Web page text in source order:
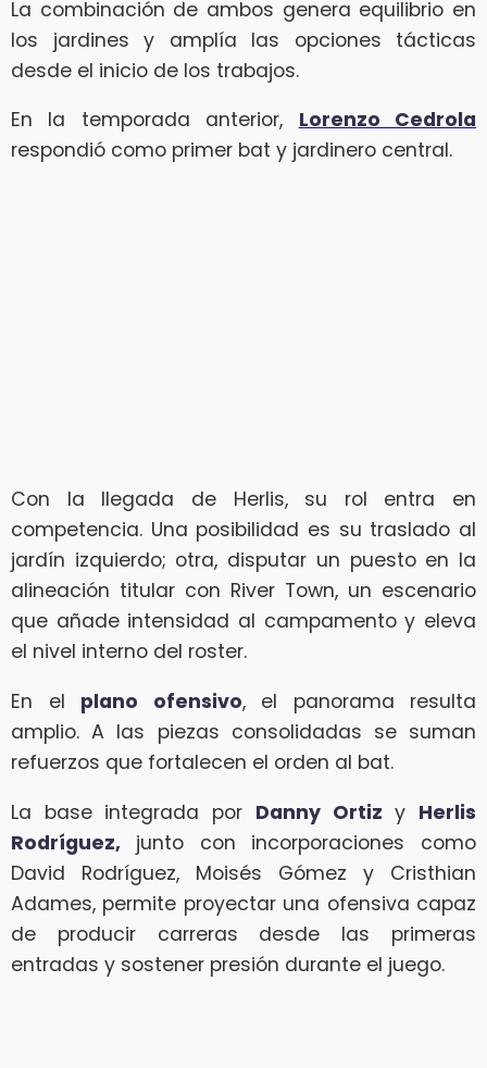
La combinación de ambos genera equilibrio en
los jardines y amplía las opciones tácticas
desde el inicio de los trabajos.
En la temporada anterior, Lorenzo Cedrola
respondió como primer bat y jardinero central.
Con la llegada de Herlis, su rol entra en
competencia. Una posibilidad es su traslado al
jardín izquierdo; otra, disputar un puesto en la
alineación titular con River Town, un escenario
que añade intensidad al campamento y eleva
el nivel interno del roster.
En el plano ofensivo, el panorama resulta
amplio. A las piezas consolidadas se suman
refuerzos que fortalecen el orden al bat.
La base integrada por Danny Ortiz y Herlis
Rodríguez, junto con incorporaciones como
David Rodríguez, Moisés Gómez y Cristhian
Adames, permite proyectar una ofensiva capaz
de producir carreras desde las primeras
entradas y sostener presión durante el juego.